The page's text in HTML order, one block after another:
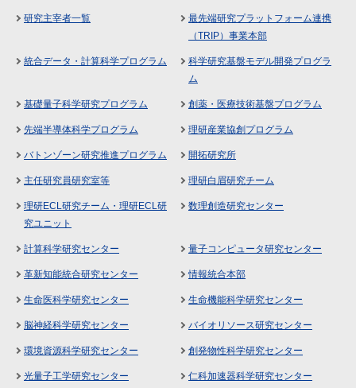
研究主宰者一覧
最先端研究プラットフォーム連携
（TRIP）事業本部
統合データ・計算科学プログラム
科学研究基盤モデル開発プログラ
ム
基礎量子科学研究プログラム 創薬・医療技術基盤プログラム
先端半導体科学プログラム 理研産業協創プログラム
バトンゾーン研究推進プログラム 開拓研究所
主任研究員研究室等 理研白眉研究チーム
理研ECL研究チーム・理研ECL研
究ユニット
数理創造研究センター
計算科学研究センター 量子コンピュータ研究センター
革新知能統合研究センター 情報統合本部
生命医科学研究センター 生命機能科学研究センター
脳神経科学研究センター バイオリソース研究センター
環境資源科学研究センター 創発物性科学研究センター
光量子工学研究センター 仁科加速器科学研究センター